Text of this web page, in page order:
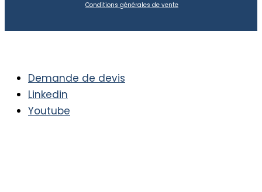
Conditions générales de vente
Demande de devis
Linkedin
Youtube